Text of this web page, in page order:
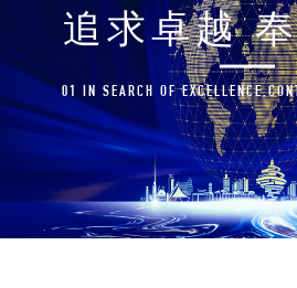
追求卓越
01 IN SEARCH OF